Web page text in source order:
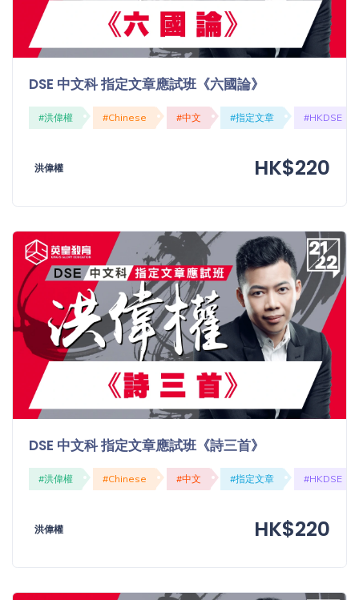
DSE 中文科 指定文章應試班《六國論》
#洪偉權 #Chinese #中文 #指定文章 #HKDSE
洪偉權 HK$220
DSE 中文科 指定文章應試班《詩三首》
#洪偉權 #Chinese #中文 #指定文章 #HKDSE
洪偉權 HK$220